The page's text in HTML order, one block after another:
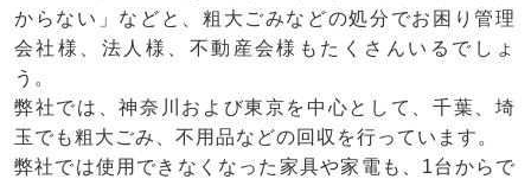
からない」などと、粗大ごみなどの処分でお困り管理
会社様、法人様、不動産会様もたくさんいるでしょ
う。
弊社では、神奈川および東京を中心として、千葉、埼
玉でも粗大ごみ、不用品などの回収を行っています。
弊社では使用できなくなった家具や家電も、1台からで